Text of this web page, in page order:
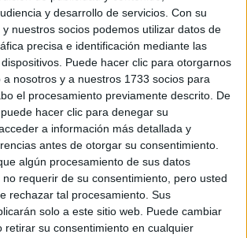
y desarrollo de servicios. Con su
nuestros socios podemos utilizar datos de
precisa e identificación mediante las
Puede hacer clic para otorgarnos
nosotros y a nuestros 1733 socios para
el procesamiento previamente descrito. De
hacer clic para denegar su
a información más detallada y
antes de otorgar su consentimiento.
algún procesamiento de sus datos
requerir de su consentimiento, pero usted
rechazar tal procesamiento. Sus
solo a este sitio web. Puede cambiar
retirar su consentimiento en cualquier
de la Energía
Eléctrica
en Electrónica Industrial y Automática
en Tecnologías Industriales
Mecánica
en Ingeniería Eléctrica + Ingeniería en
en Ingeniería Eléctrica + Ingeniería en
Ingeniería Eléctrica + Ingeniería Mecánica